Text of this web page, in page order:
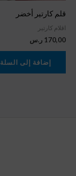
قلم كارتير أخضر
اقلام كارتير
170,00 ر.س
إضافة إلى السلة